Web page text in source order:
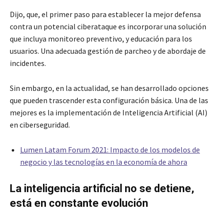
Dijo, que, el primer paso para establecer la mejor defensa
contra un potencial ciberataque es incorporar una solución
que incluya monitoreo preventivo, y educación para los
usuarios. Una adecuada gestión de parcheo y de abordaje de
incidentes.
Sin embargo, en la actualidad, se han desarrollado opciones
que pueden trascender esta configuración básica. Una de las
mejores es la implementación de Inteligencia Artificial (AI)
en ciberseguridad.
Lumen Latam Forum 2021: Impacto de los modelos de
negocio y las tecnologías en la economía de ahora
La inteligencia artificial no se detiene,
está en constante evolución